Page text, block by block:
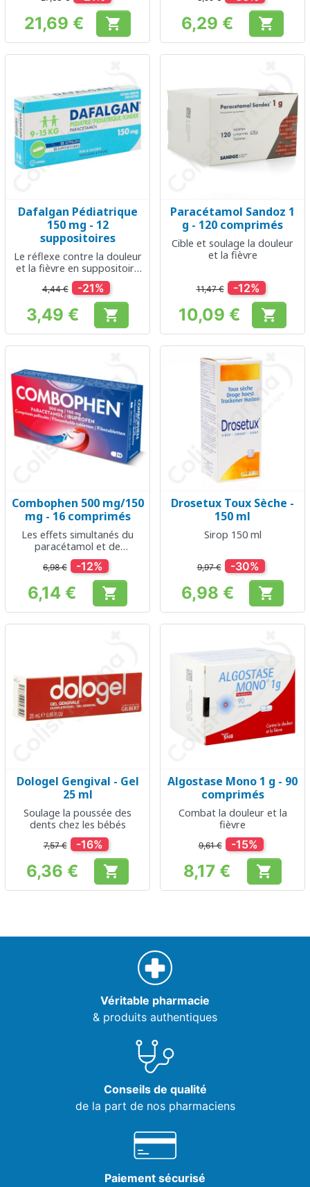
Prix
21,69 €  Prix
6,29 € 
Dafalgan Pédiatrique
150 mg - 12
suppositoires
Le réflexe contre la douleur
et la fièvre en suppositoire
pour enfant
4,44 € -21%
Prix
3,49 € 
Paracétamol Sandoz 1
g - 120 comprimés
Cible et soulage la douleur
et la fièvre
11,47 € -12%
Prix
10,09 € 
Combophen 500 mg/150
mg - 16 comprimés
Les effets simultanés du
paracétamol et de
l'ibuprofène
6,98 € -12%
Prix
6,14 € 
Drosetux Toux Sèche -
150 ml
Sirop 150 ml
9,97 € -30%
Prix
6,98 € 
Dologel Gengival - Gel
25 ml
Soulage la poussée des
dents chez les bébés
7,57 € -16%
Prix
6,36 € 
Algostase Mono 1 g - 90
comprimés
Combat la douleur et la
fièvre
9,61 € -15%
Prix
8,17 € 
Véritable pharmacie
& produits authentiques
Conseils de qualité
de la part de nos pharmaciens
Paiement sécurisé